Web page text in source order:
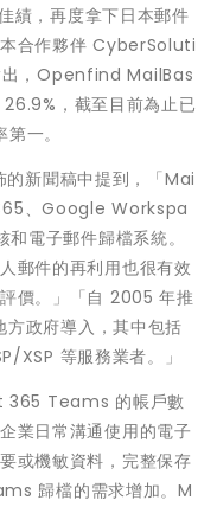
績，再度拿下日本郵件
合作夥伴 CyberSoluti
出，Openfind MailBas
，截至目前為止已
一。
新聞稿中提到，「Mai
、Google Workspa
電子郵件歸檔系統。
郵件的再利用也很有效
價。」「自 2005 年推
政府導入，其中包括
XSP 等服務業者。」
365 Teams 的帳戶數
業日常溝通使用的電子
或機敏資料，完整保存
歸檔的需求增加。M